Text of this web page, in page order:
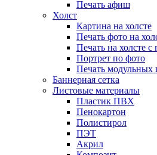
Печать афиш
Холст
Картина на холсте
Печать фото на
Печать на холсте
Портрет по фото
Печать модульных
Баннерная сетка
Листовые материалы
Пластик ПВХ
Пенокартон
Полистирол
ПЭТ
Акрил